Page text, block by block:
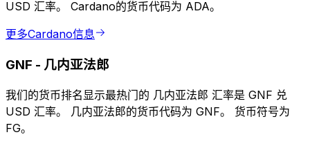
USD 汇率。 Cardano的货币代码为 ADA。
更多Cardano信息
GNF - 几内亚法郎
我们的货币排名显示最热门的 几内亚法郎 汇率是 GNF 兑
USD 汇率。 几内亚法郎的货币代码为 GNF。 货币符号为
FG。